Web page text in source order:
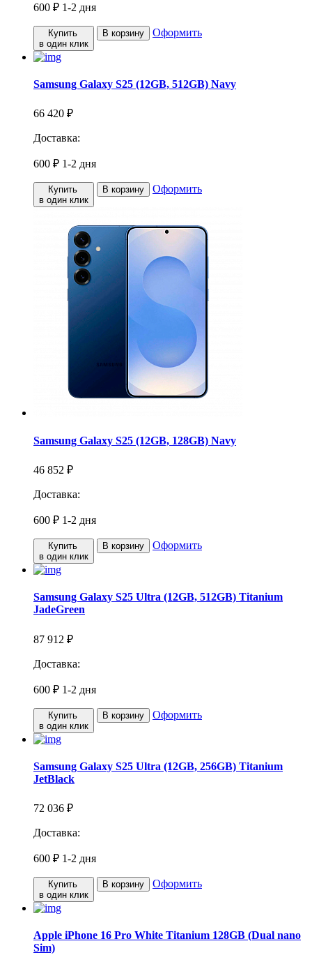
600 ₽ 1-2 дня
Купить
в один клик
В корзину Оформить
Samsung Galaxy S25 (12GB, 512GB) Navy
66 420 ₽
Доставка:
600 ₽ 1-2 дня
Купить
в один клик
В корзину Оформить
Samsung Galaxy S25 (12GB, 128GB) Navy
46 852 ₽
Доставка:
600 ₽ 1-2 дня
Купить
в один клик
В корзину Оформить
Samsung Galaxy S25 Ultra (12GB, 512GB) Titanium
JadeGreen
87 912 ₽
Доставка:
600 ₽ 1-2 дня
Купить
в один клик
В корзину Оформить
Samsung Galaxy S25 Ultra (12GB, 256GB) Titanium
JetBlack
72 036 ₽
Доставка:
600 ₽ 1-2 дня
Купить
в один клик
В корзину Оформить
Apple iPhone 16 Pro White Titanium 128GB (Dual nano
Sim)